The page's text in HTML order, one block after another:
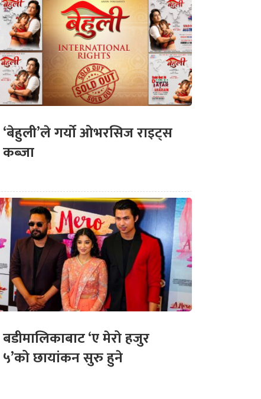
‘बेहुली’ले गर्यो ओभरसिज राइट्स
कब्जा
बडीमालिकाबाट ‘ए मेरो हजुर
५’को छायांकन सुरु हुने